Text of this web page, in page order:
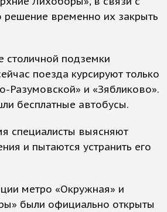
временно их закрыть
столичной подземки
поезда курсируют только
Разумовской» и «Зябликово».
бесплатные автобусы.
специалисты выясняют
и пытаются устранить его
метро «Окружная» и
были официально открыты